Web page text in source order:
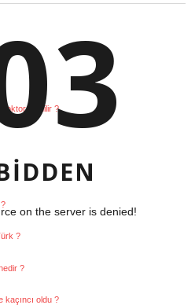
gidilir ?
?
?
kaçıncı oldu ?
on the server is denied!